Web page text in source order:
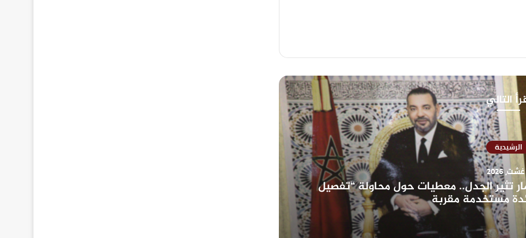
التالي
الرشيدية
تثير الجدل.. معطيات حول محاولة “تفصيل
مستخدمة مقربة